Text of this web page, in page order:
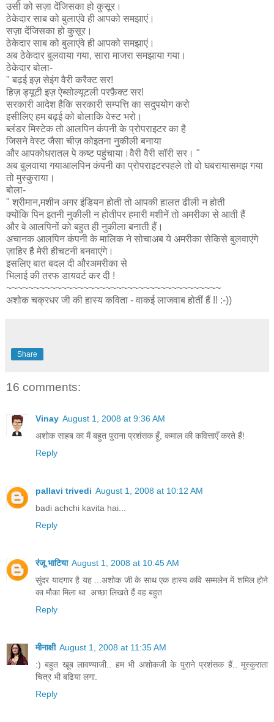
उसी को सज़ा देंजिसका हो कुसूर।
ठेकेदार साब को बुलाएंवे ही आपको समझाएं।
सज़ा देंजिसका हो कुसूर।
ठेकेदार साब को बुलाएंवे ही आपको समझाएं।
अब ठेकेदार बुलवाया गया, सारा माजरा समझाया गया।
ठेकेदार बोला-
" बढ़ईइज़ सेइंग वैरी करैक्ट सर!
हिज़ ड्यूटी इज़ ऐब्सोल्यूटली परफ़ैक्ट सर!
सरकारी आदेश हैकि सरकारी सम्पत्ति का सदुपयोग करो
इसीलिए हम बढ़ई को बोलाकि वेस्ट भरो।
ब्लंडर मिस्टेक तो आलपिन कंपनी के प्रोपराइटर का है
जिसने वेस्ट जैसा चीज़ कोइतना नुकीली बनाया
और आपकोधरातल पे कष्ट पहुंचाया।वैरी वैरी सॉरी सर। "
अब बुलवाया गयाआलपिन कंपनी का प्रोपराइटरपहले तो वो घबरायासमझ गया
तो मुस्कुराया।
बोला-
" श्रीमान,मशीन अगर इंडियन होती तो आपकी हालत ढीली न होती
क्योंकि पिन इतनी नुकीली न होतीपर हमारी मशीनें तो अमरीका से आती हैं
और वे आलपिनों को बहुत ही नुकीला बनाती हैं।
अचानक आलपिन कंपनी के मालिक ने सोचाअब ये अमरीका सेकिसे बुलवाएंगे
ज़ाहिर है मेरी हीचटनी बनवाएंगे।
इसलिए बात बदल दी औरअमरीका से
भिलाई की तरफ डायवर्ट कर दी !
~~~~~~~~~~~~~~~~~~~~~~~~~~~~~~~~~~~~~~~
अशोक चक्रधर जी की हास्य कविता - वाकई लाजवाब होतीं हैं !! :-))
Share
16 comments:
Vinay August 1, 2008 at 9:36 AM
अशोक साहब का मैं बहुत पुराना प्रशंसक हूँ, कमाल की कवित्ताएँ करते हैं!
Reply
pallavi trivedi August 1, 2008 at 10:12 AM
badi achchi kavita hai...
Reply
रंजू भाटिया August 1, 2008 at 10:45 AM
सुंदर यादगार है यह ...अशोक जी के साथ एक हास्य कवि सम्मलेन में शमिल होने
का मौका मिला था .अच्छा लिखते हैं वह बहुत
Reply
मीनाक्षी August 1, 2008 at 11:35 AM
:) बहुत खूब लावण्याजी.. हम भी अशोकजी के पुराने प्रशंसक हैं.. मुस्कुराता
चित्र भी बढिया लगा.
Reply